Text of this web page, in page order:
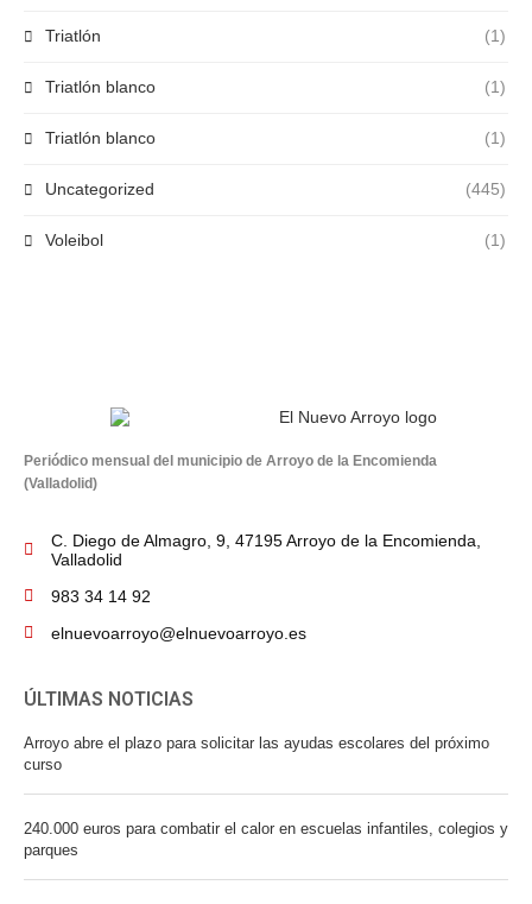
Triatlón (1)
Triatlón blanco (1)
Triatlón blanco (1)
Uncategorized (445)
Voleibol (1)
Periódico mensual del municipio de Arroyo de la Encomienda
(Valladolid)
C. Diego de Almagro, 9, 47195 Arroyo de la Encomienda,
Valladolid
983 34 14 92
elnuevoarroyo@elnuevoarroyo.es
ÚLTIMAS NOTICIAS
Arroyo abre el plazo para solicitar las ayudas escolares del próximo
curso
240.000 euros para combatir el calor en escuelas infantiles, colegios y
parques